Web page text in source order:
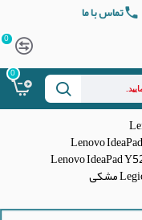
تماس با ما
0
0